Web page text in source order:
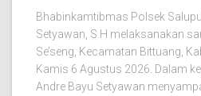
Bhabinkamtibmas Polsek
Setyawan, S.H melaksanakan
Se’seng, Kecamatan Bittuang,
Kamis 6 Agustus 2026. Dalam
Andre Bayu Setyawan